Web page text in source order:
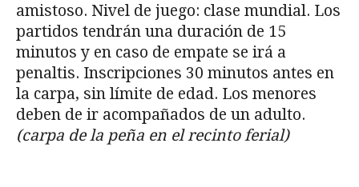
amistoso. Nivel de juego: clase mundial. Los
partidos tendrán una duración de 15
minutos y en caso de empate se irá a
penaltis. Inscripciones 30 minutos antes en
la carpa, sin límite de edad. Los menores
deben de ir acompañados de un adulto.
(carpa de la peña en el recinto ferial)